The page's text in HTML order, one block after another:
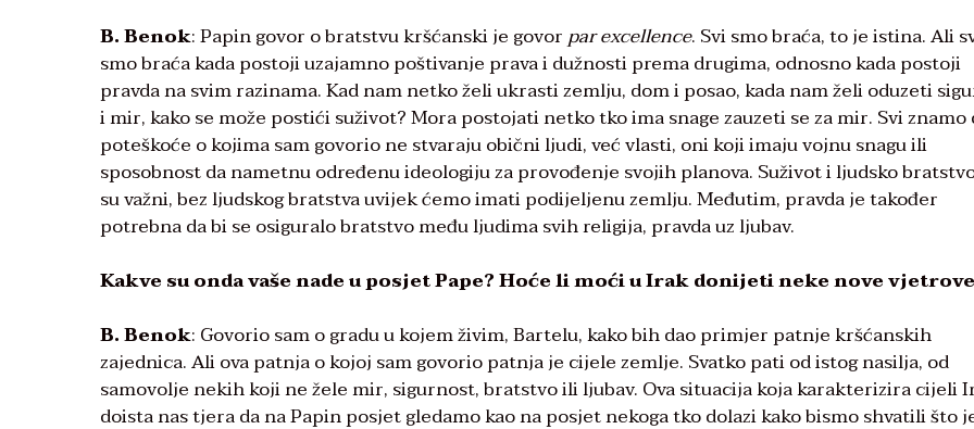
B. Benok: Papin govor o bratstvu kršćanski je govor par excellence. Svi smo braća, to je istina. Ali
smo braća kada postoji uzajamno poštivanje prava i dužnosti prema drugima, odnosno kada postoji
pravda na svim razinama. Kad nam netko želi ukrasti zemlju, dom i posao, kada nam želi oduzeti
i mir, kako se može postići suživot? Mora postojati netko tko ima snage zauzeti se za mir. Svi znamo
poteškoće o kojima sam govorio ne stvaraju obični ljudi, već vlasti, oni koji imaju vojnu snagu ili
sposobnost da nametnu određenu ideologiju za provođenje svojih planova. Suživot i ljudsko
su važni, bez ljudskog bratstva uvijek ćemo imati podijeljenu zemlju. Međutim, pravda je također
potrebna da bi se osiguralo bratstvo među ljudima svih religija, pravda uz ljubav.
Kakve su onda vaše nade u posjet Pape?Hoće li moći u Irak donijeti neke nove
B. Benok: Govorio sam o gradu u kojem živim, Bartelu, kako bih dao primjer patnje kršćanskih
zajednica. Ali ova patnja o kojoj sam govorio patnja je cijele zemlje. Svatko pati od istog nasilja, od
samovolje nekih koji ne žele mir, sigurnost, bratstvo ili ljubav. Ova situacija koja karakterizira cijeli
doista nas tjera da na Papin posjet gledamo kao na posjet nekoga tko dolazi kako bismo shvatili što